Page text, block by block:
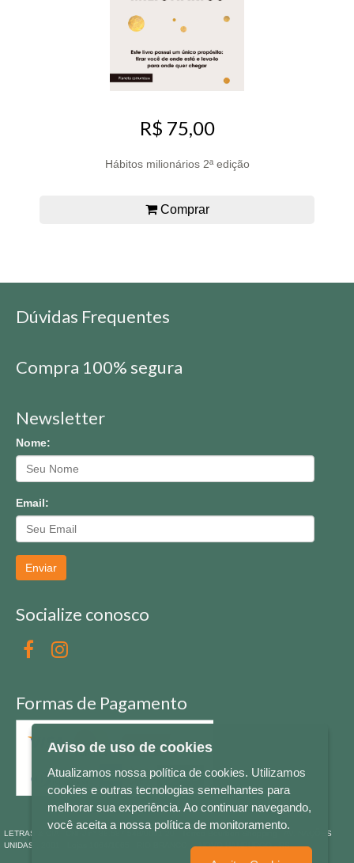
R$ 75,00
Hábitos milionários 2ª edição
Comprar
Dúvidas Frequentes
Compra 100% segura
Newsletter
Nome:
Email:
Enviar
Socialize conosco
Formas de Pagamento
LETRAS & CIA - CNPJ n° 88.587.548/0001-20 - Térreo Bourbon Shopping - AV. NAÇÕES
UNIDAS , 2001 - Lojas 1064/1065 - RIO BRANCO - - NOVO HAMBURGO - RS
Aviso de uso de cookies
Atualizamos nossa política de cookies. Utilizamos
cookies e outras tecnologias semelhantes para
melhorar sua experiência. Ao continuar navegando,
você aceita a nossa política de monitoramento.